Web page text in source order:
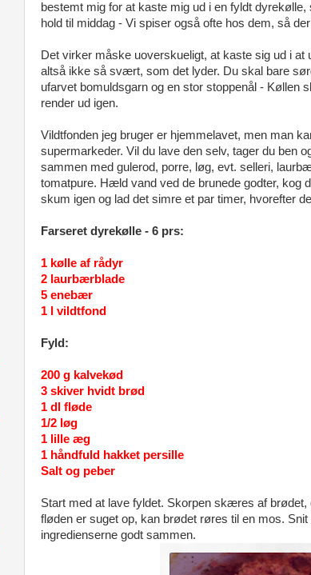
bestemt mig for at kaste mig ud i en fyldt
hold til middag - Vi spiser også ofte hos dem, så
Det virker måske uoverskueligt, at kaste sig ud i
altså ikke så svært, som det lyder. Du skal bare
ufarvet bomuldsgarn og en stor stoppenål - Køllen
render ud igen.
Vildtfonden jeg bruger er hjemmelavet, men man
supermarkeder. Vil du lave den selv, tager du ben
sammen med gulerod, porre, løg, evt. selleri,
tomatpure. Hæld vand ved de brunede godter,
skum igen og lad det simre et par timer, hvorefter
Farseret dyrekølle - 6 prs:
1 kølle af rådyr
2 laurbærblade
5 enebær
1 l vildtfond
Fyld:
200 g kalvekød
3 skiver hvidt brød
1 dl fløde
1/2 løg
1 lille æg
1 håndfuld hakket persille
Salt og peber
Start med at lave fyldet. Skorpen skæres af
fløden er suget op, kan brødet røres til en mos.
ingredienserne godt sammen.